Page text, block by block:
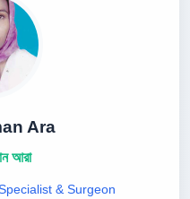
Ara
আরা
& Surgeon